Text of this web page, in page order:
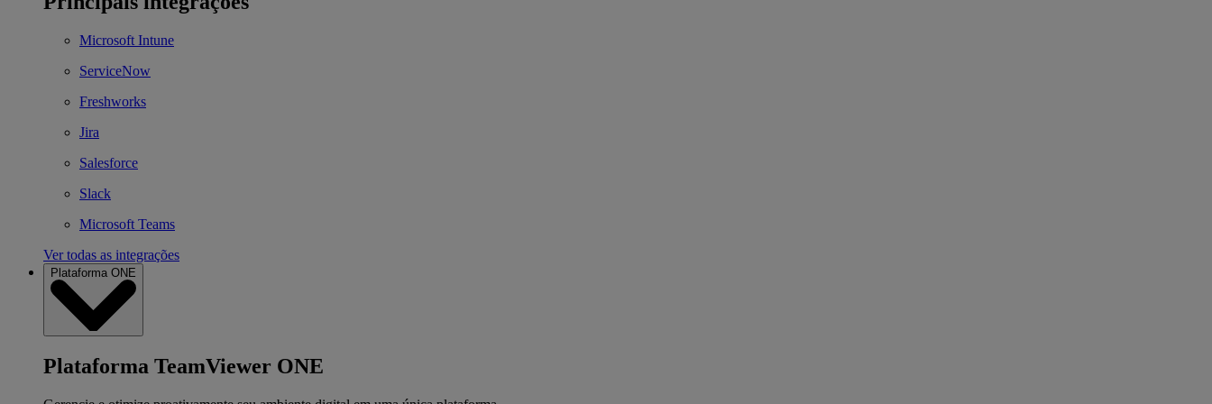
Microsoft Intune
ServiceNow
Freshworks
Jira
Salesforce
Slack
Microsoft Teams
Ver todas as integrações
Plataforma ONE
Plataforma TeamViewer ONE